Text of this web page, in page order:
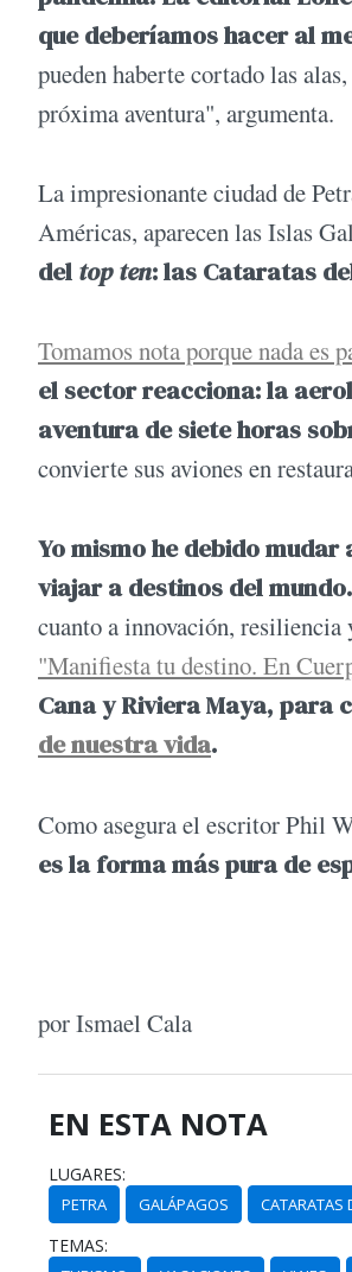
que deberíamos hacer al
pueden haberte cortado las
próxima aventura", argumenta.
La impresionante ciudad de
Américas, aparecen las Islas
del top ten: las Cataratas
Tomamos nota porque nada es
el sector reacciona: la
aventura de siete horas
convierte sus aviones en
Yo mismo he debido
viajar a destinos del mundo.
cuanto a innovación,
"Manifiesta tu destino. En
Cana y Riviera Maya,
de nuestra vida.
Como asegura el escritor Phil
es la forma más pura de
por Ismael Cala
EN ESTA NOTA
LUGARES:
PETRA GALÁPAGOS CATARATAS
TEMAS: